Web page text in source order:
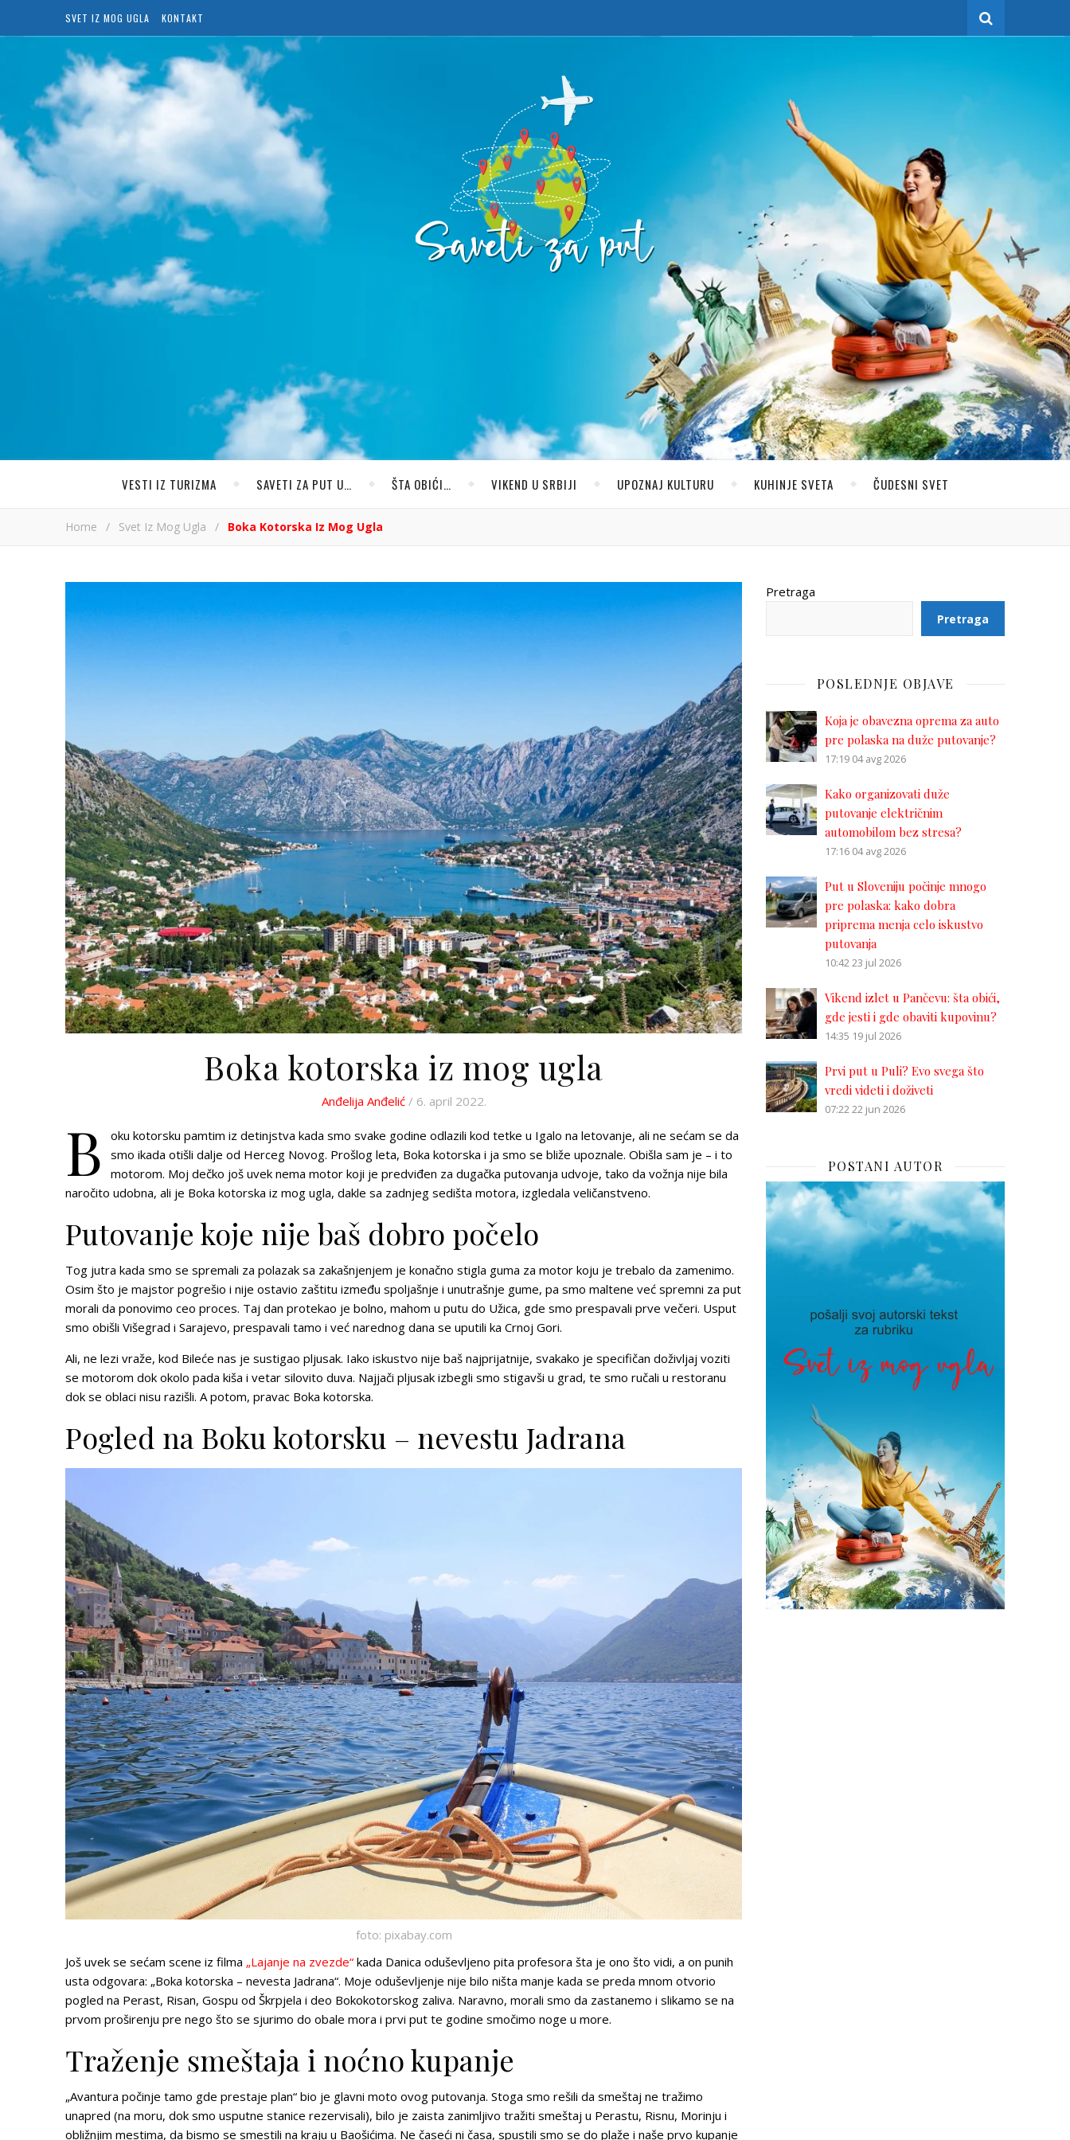
SVET IZ MOG UGLA KONTAKT
VESTI IZ TURIZMA SAVETI ZA PUT U… ŠTA OBIĆI… VIKEND U SRBIJI UPOZNAJ KULTURU KUHINJE SVETA ČUDESNI SVET
Home / Svet Iz Mog Ugla / Boka Kotorska Iz Mog Ugla
Boka kotorska iz mog ugla
Anđelija Anđelić/ 6. april 2022.
B
oku kotorsku pamtim iz detinjstva kada smo svake godine odlazili kod tetke u Igalo na letovanje, ali ne sećam se da
smo ikada otišli dalje od Herceg Novog. Prošlog leta, Boka kotorska i ja smo se bliže upoznale. Obišla sam je – i to
motorom. Moj dečko još uvek nema motor koji je predviđen za dugačka putovanja udvoje, tako da vožnja nije bila
naročito udobna, ali je Boka kotorska iz mog ugla, dakle sa zadnjeg sedišta motora, izgledala veličanstveno.
Putovanje koje nije baš dobro počelo
Tog jutra kada smo se spremali za polazak sa zakašnjenjem je konačno stigla guma za motor koju je trebalo da zamenimo.
Osim što je majstor pogrešio i nije ostavio zaštitu između spoljašnje i unutrašnje gume, pa smo maltene već spremni za put
morali da ponovimo ceo proces. Taj dan protekao je bolno, mahom u putu do Užica, gde smo prespavali prve večeri. Usput
smo obišli Višegrad i Sarajevo, prespavali tamo i već narednog dana se uputili ka Crnoj Gori.
Ali, ne lezi vraže, kod Bileće nas je sustigao pljusak. Iako iskustvo nije baš najprijatnije, svakako je specifičan doživljaj voziti
se motorom dok okolo pada kiša i vetar silovito duva. Najjači pljusak izbegli smo stigavši u grad, te smo ručali u restoranu
dok se oblaci nisu razišli. A potom, pravac Boka kotorska.
Pogled na Boku kotorsku – nevestu Jadrana
foto: pixabay.com
Još uvek se sećam scene iz filma „Lajanje na zvezde“ kada Danica oduševljeno pita profesora šta je ono što vidi, a on punih
usta odgovara: „Boka kotorska – nevesta Jadrana“. Moje oduševljenje nije bilo ništa manje kada se preda mnom otvorio
pogled na Perast, Risan, Gospu od Škrpjela i deo Bokokotorskog zaliva. Naravno, morali smo da zastanemo i slikamo se na
prvom proširenju pre nego što se sjurimo do obale mora i prvi put te godine smočimo noge u more.
Traženje smeštaja i noćno kupanje
„Avantura počinje tamo gde prestaje plan“ bio je glavni moto ovog putovanja. Stoga smo rešili da smeštaj ne tražimo
unapred (na moru, dok smo usputne stanice rezervisali), bilo je zaista zanimljivo tražiti smeštaj u Perastu, Risnu, Morinju i
obližnjim mestima, da bismo se smestili na kraju u Baošićima. Ne časeći ni časa, spustili smo se do plaže i naše prvo kupanje
Pretraga
Pretraga
POSLEDNJE OBJAVE
Koja je obavezna oprema za auto
pre polaska na duže putovanje?
17:19 04 avg 2026
Kako organizovati duže
putovanje električnim
automobilom bez stresa?
17:16 04 avg 2026
Put u Sloveniju počinje mnogo
pre polaska: kako dobra
priprema menja celo iskustvo
putovanja
10:4223 jul 2026
Vikend izlet u Pančevu: šta obići,
gde jesti i gde obaviti kupovinu?
14:35 19 jul 2026
Prvi put u Puli? Evo svega što
vredi videti i doživeti
07:2222 jun 2026
POSTANI AUTOR